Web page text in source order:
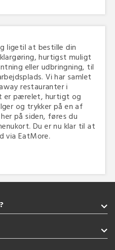
ligetil at bestille din
hurtigst muligt
eller udbringning, til
Vi har samlet
restauranter i
er pærelet, hurtigt og
og trykker på en af
på siden, føres du
Du er nu klar til at
via EatMore.